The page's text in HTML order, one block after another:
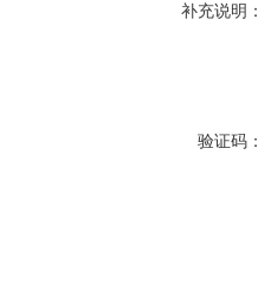
补充说明：
验证码：